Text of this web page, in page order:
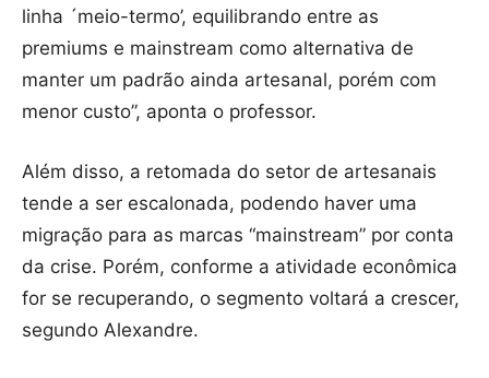
linha ´meio-termo’, equilibrando entre as
premiums e mainstream como alternativa de
manter um padrão ainda artesanal, porém com
menor custo”, aponta o professor.
Além disso, a retomada do setor de artesanais
tende a ser escalonada, podendo haver uma
migração para as marcas “mainstream” por conta
da crise. Porém, conforme a atividade econômica
for se recuperando, o segmento voltará a crescer,
segundo Alexandre.